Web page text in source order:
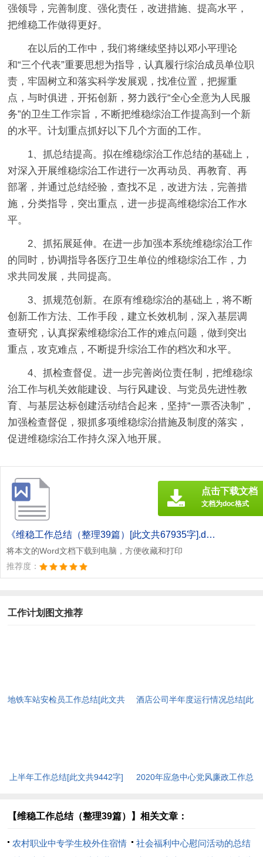
强领导，完善制度、强化责任，改进措施、提高水平，
把维稳工作做得更好。
在以后的工作中，我们将继续坚持以邓小平理论
和“三个代表”重要思想为指导，认真履行综治成员单位职
责，牢固树立和落实科学发展观，找准位置，把握重
点，与时俱进，开拓创新，努力践行“全心全意为人民服
务”的卫生工作宗旨，不断把维稳综治工作提高到一个新
的水平。计划重点抓好以下几个方面的工作。
1、抓总结提高。拟在维稳综治工作总结的基础上，
对深入开展维稳综治工作进行一次再动员、再教育、再
部署，并通过总结经验，查找不足，改进方法，完善措
施，分类指导，突出重点，进一步提高维稳综治工作水
平。
2、抓拓展延伸。在进一步加强本系统维稳综治工作
的同时，协调指导各医疗卫生单位的维稳综治工作，力
求共同发展，共同提高。
3、抓规范创新。在原有维稳综治的基础上，将不断
创新工作方法、工作手段，建立长效机制，深入基层调
查研究，认真探索维稳综治工作的难点问题，做到突出
重点，攻克难点，不断提升综治工作的档次和水平。
4、抓检查督促。进一步完善岗位责任制，把维稳综
治工作与机关效能建设、与行风建设、与党员先进性教
育、与基层达标创建活动结合起来，坚持“一票否决制”，
加强检查督促，狠抓多项维稳综治措施及制度的落实，
促进维稳综治工作持久深入地开展。
《维稳工作总结（整理39篇）[此文共67935字].doc》
将本文的Word文档下载到电脑，方便收藏和打印
推荐度：
点击下载文档
文档为doc格式
工作计划图文推荐
地铁车站安检员工作总结[此文共
酒店公司半年度运行情况总结[此
上半年工作总结[此文共9442字]
2020年应急中心党风廉政工作总
【维稳工作总结（整理39篇）】相关文章：
农村职业中专学生校外住宿情
社会福利中心慰问活动的总结